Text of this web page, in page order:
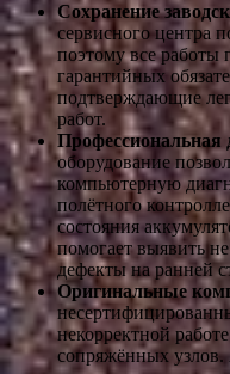
Сохранение
сервисного центра
поэтому все работы
гарантийных
подтверждающие
работ.
Профессиональная
оборудование
компьютерную
полётного
состояния
помогает выявить
дефекты на ранней
Оригинальные
некорректной
сопряжённых